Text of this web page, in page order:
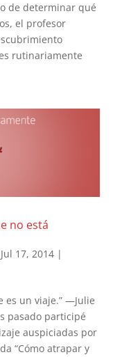
de determinar qué
el profesor
rutinariamente
no está
Jul 17, 2014|
es un viaje.” —Julie
pasado participé
auspiciadas por
“Cómo atrapar y